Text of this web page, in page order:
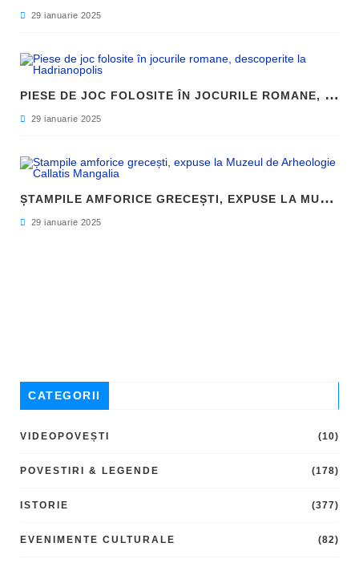
29 ianuarie 2025
P
IESE DE JOC FOLOSITE ÎN JOCURILE ROMANE, DESCOPERITE LA HADRIANOPOLIS
29 ianuarie 2025
Ș
TAMPILE AMFORICE GRECEȘTI, EXPUSE LA MUZEUL DE ARHEOLOGIE CALLATIS MANGALIA
29 ianuarie 2025
CATEGORII
VIDEOPOVEȘTI (10)
POVESTIRI & LEGENDE (178)
ISTORIE (377)
EVENIMENTE CULTURALE (82)